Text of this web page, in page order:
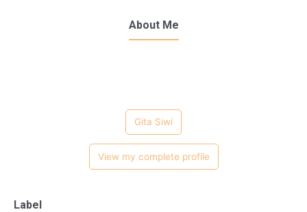
About Me
Gita Siwi
View my complete profile
Label